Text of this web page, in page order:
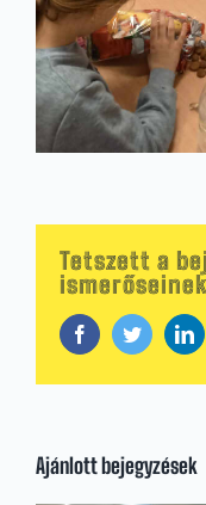
Tetszett a
FacebookTwitter
Ajánlott bejegyzések